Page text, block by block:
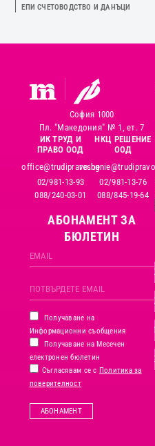
ЕПИ СЧЕТОВОДСТВО И ДАНЪЦИ
София 1000
Пл. "Македония" № 1, ет. 7
ИК ТРУД И
ПРАВО ООД
office@trudipravo.bg
02/981-13-93
088/240-03-01
НКЦ РЕШЕНИЕ
ООД
02/981-13-76
088/845-19-64
АБОНАМЕНТ ЗА
БЮЛЕТИН
Получаване на
Информационни съобщения
Получаване на Месечен
електронен бюлетин
Съгласявам се с Политика за
поверителност
АБОНАМЕНТ